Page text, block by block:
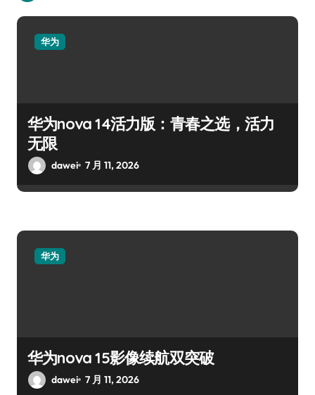
华为
华为nova 14活力版：青春之选，活力
无限
dawei 7 月 11, 2026
华为
华为nova 15影像续航双突破
dawei 7 月 11, 2026